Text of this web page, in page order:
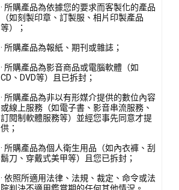
· 所購產品為依據您的要求而客製化的產品
（如刻製印章、訂製服、相片印製產品
等）；
· 所購產品為報紙、期刊或雜誌；
· 所購產品為影音商品或電腦軟體（如
CD、DVD等）且已拆封；
· 所購產品為非以有形媒介提供的數位內容
或線上服務（如電子書、影音串流服務、
訂閱制軟體服務等）並經您事先同意才提
供；
· 所購產品為個人衛生用品（如內衣褲、刮
鬍刀、穿戴式美甲等）且您已拆封；
· 依照所適用法律、法規、裁定、命令或法
院判決不適用鑑賞期的任何其他情況。